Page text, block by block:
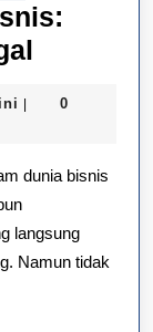
dalam
Tips
Ketika
Danar0
dunia bisnis
langsung
Namun tidak